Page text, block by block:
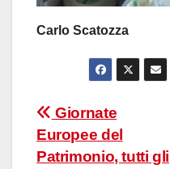
Carlo Scatozza
articoli
Giornate
Europee del
Patrimonio, tutti gli